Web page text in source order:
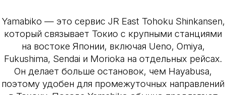
Yamabiko — это сервис JR East Tohoku Shinkansen,
который связывает Токио с крупными станциями
на востоке Японии, включая Ueno, Omiya,
Fukushima, Sendai и Morioka на отдельных рейсах.
Он делает больше остановок, чем Hayabusa,
поэтому удобен для промежуточных направлений